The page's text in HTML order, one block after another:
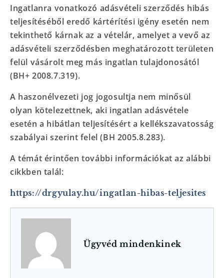
Ingatlanra vonatkozó adásvételi szerződés hibás
teljesítéséből eredő kártérítési igény esetén nem
tekinthető kárnak az a vételár, amelyet a vevő az
adásvételi szerződésben meghatározott területen
felül vásárolt meg más ingatlan tulajdonosától
(BH+ 2008.7.319).
A haszonélvezeti jog jogosultja nem minősül
olyan kötelezettnek, aki ingatlan adásvétele
esetén a hibátlan teljesítésért a kellékszavatosság
szabályai szerint felel (BH 2005.8.283).
A témát érintően további információkat az alábbi
cikkben talál:
https://drgyulay.hu/ingatlan-hibas-teljesites
Ügyvéd mindenkinek